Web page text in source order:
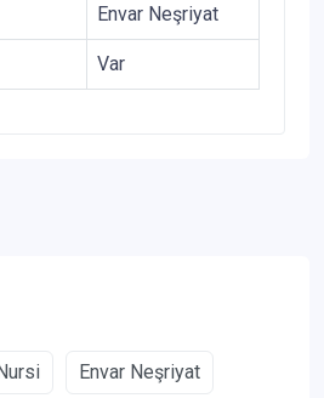
Envar Neşriyat
Var
Envar Neşriyat